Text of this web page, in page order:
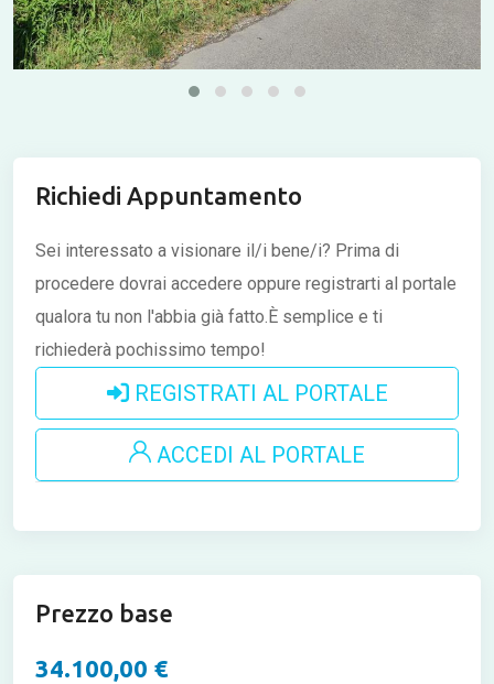
Richiedi Appuntamento
Sei interessato a visionare il/i bene/i? Prima di
procedere dovrai accedere oppure registrarti al portale
qualora tu non l'abbia già fatto.È semplice e ti
richiederà pochissimo tempo!
REGISTRATI AL PORTALE
ACCEDI AL PORTALE
Prezzo base
34.100,00 €